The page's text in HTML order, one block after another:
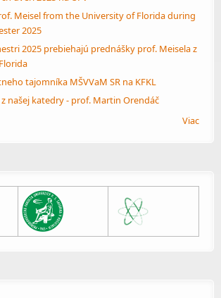
Meisel from the University of Florida during
2025
2025 prebiehajú prednášky prof. Meisela z
tajomníka MŠVVaM SR na KFKL
našej katedry - prof. Martin Orendáč
Viac